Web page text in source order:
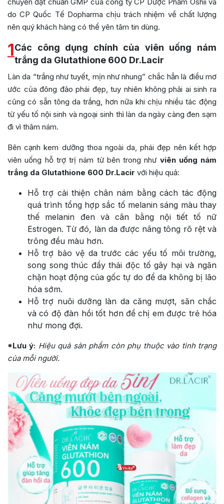
do CP Quốc Tế Dopharma chịu trách nhiệm về chất lượng
nên quý khách hàng có thể yên tâm tin dùng.
1Các công dụng chính của viên uống nám
trắng da Glutathione 600 Dr.Lacir
Làn da “trắng như tuyết, mịn như nhung” chắc hẳn là điều mơ
ước của đông đảo phái đẹp, tuy nhiên không phải ai sinh ra
cũng có sẵn tông da trắng, hơn nữa khi chịu nhiều tác động
từ yếu tố nội sinh và ngoại sinh thì làn da ngày càng đen sạm
đi vì thâm nám.
Bên cạnh kem dưỡng thoa ngoài da, phái đẹp nên kết hợp
viên uống hỗ trợ trị nám từ bên trong như viên uống nám
trắng da Glutathione 600 Dr.Lacir với hiệu quả:
Hỗ trợ cải thiện chân nám bằng cách tác động
quá trình tổng hợp sắc tố melanin sáng màu thay
thế melanin đen và cân bằng nội tiết tố nữ
Estrogen. Từ đó, làn da được nâng tông rõ rệt và
trông đều màu hơn.
Hỗ trợ bảo vệ da trước các yếu tố môi trường,
song song thúc đẩy thải độc tố gây hại và ngăn
chặn hoạt động của gốc tự do để da không bị lão
hóa sớm.
Hỗ trợ nuôi dưỡng làn da căng mượt, săn chắc
và có độ đàn hồi tốt hơn để chị em được trẻ hóa
như mong đợi.
*Lưu ý: Hiệu quả sản phẩm còn phụ thuộc vào tình trạng
của mỗi người.